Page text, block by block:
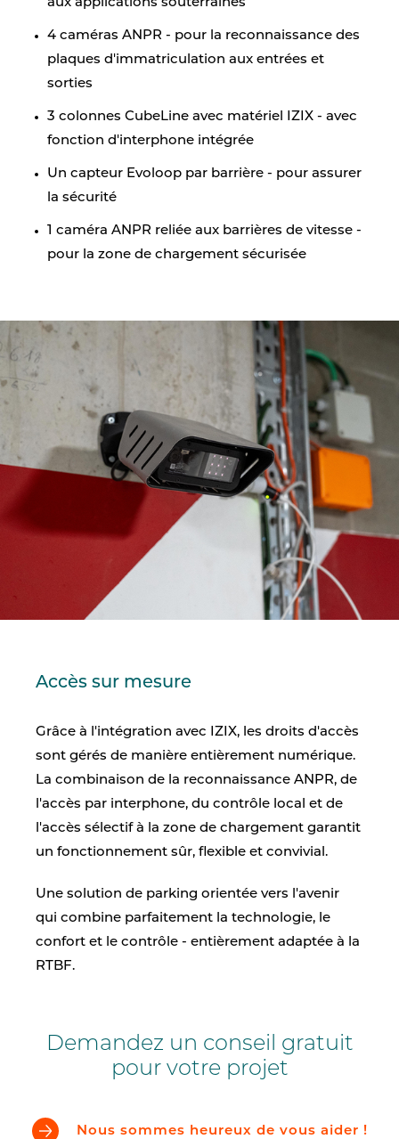
aux applications souterraines
4 caméras ANPR - pour la reconnaissance des
plaques d'immatriculation aux entrées et
sorties
3 colonnes CubeLine avec matériel IZIX - avec
fonction d'interphone intégrée
Un capteur Evoloop par barrière - pour assurer
la sécurité
1 caméra ANPR reliée aux barrières de vitesse -
pour la zone de chargement sécurisée
Accès sur mesure
Grâce à l'intégration avec IZIX, les droits d'accès
sont gérés de manière entièrement numérique.
La combinaison de la reconnaissance ANPR, de
l'accès par interphone, du contrôle local et de
l'accès sélectif à la zone de chargement garantit
un fonctionnement sûr, flexible et convivial.
Une solution de parking orientée vers l'avenir
qui combine parfaitement la technologie, le
confort et le contrôle - entièrement adaptée à la
RTBF.
Demandez un conseil gratuit
pour votre projet
Nous sommes heureux de vous aider !